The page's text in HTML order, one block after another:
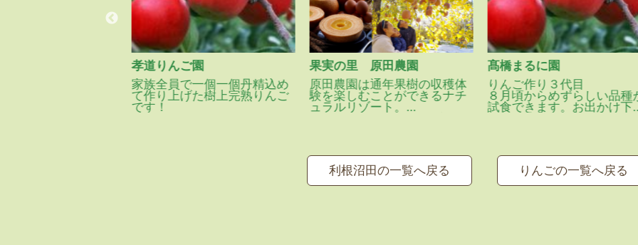
孝道りんご園
家族全員で一個一個丹精込め
て作り上げた樹上完熟りんご
です！
果実の里 原田農園
原田農園は通年果樹の収穫体
験を楽しむことができるナチ
ュラルリゾート。
お食事会場も併設しており、
バーベキューは家族に大人
気。
店内の菓子工房にてりんごを
髙橋まるに園
りんご作り３代目
８月頃からめずらしい品種
試食できます。お出かけ下
利根沼田の一覧へ戻る りんごの一覧へ戻る